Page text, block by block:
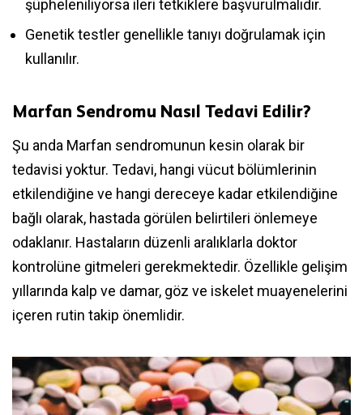
şüpheleniliyorsa ileri tetkiklere başvurulmalıdır.
Genetik testler genellikle tanıyı doğrulamak için
kullanılır.
Marfan Sendromu Nasıl Tedavi Edilir?
Şu anda Marfan sendromunun kesin olarak bir
tedavisi yoktur. Tedavi, hangi vücut bölümlerinin
etkilendiğine ve hangi dereceye kadar etkilendiğine
bağlı olarak, hastada görülen belirtileri önlemeye
odaklanır. Hastaların düzenli aralıklarla doktor
kontrolüne gitmeleri gerekmektedir. Özellikle gelişim
yıllarında kalp ve damar, göz ve iskelet muayenelerini
içeren rutin takip önemlidir.